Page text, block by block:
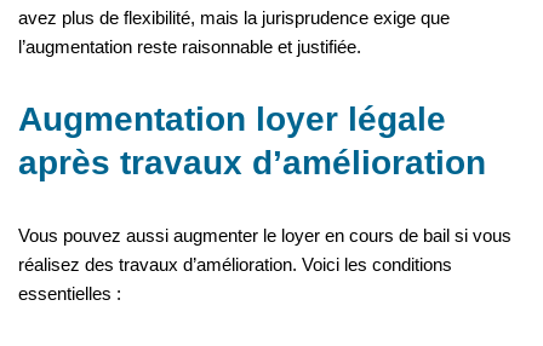
avez plus de flexibilité, mais la jurisp­rudence exige que
l’augmentation reste raisonnable et justifiée.
Augmentation loyer légale
après travaux d’amélioration
Vous pouvez aussi augmenter le loyer en cours de bail si vous
réalisez des travaux d’amélioration. Voici les conditions
essentielles :